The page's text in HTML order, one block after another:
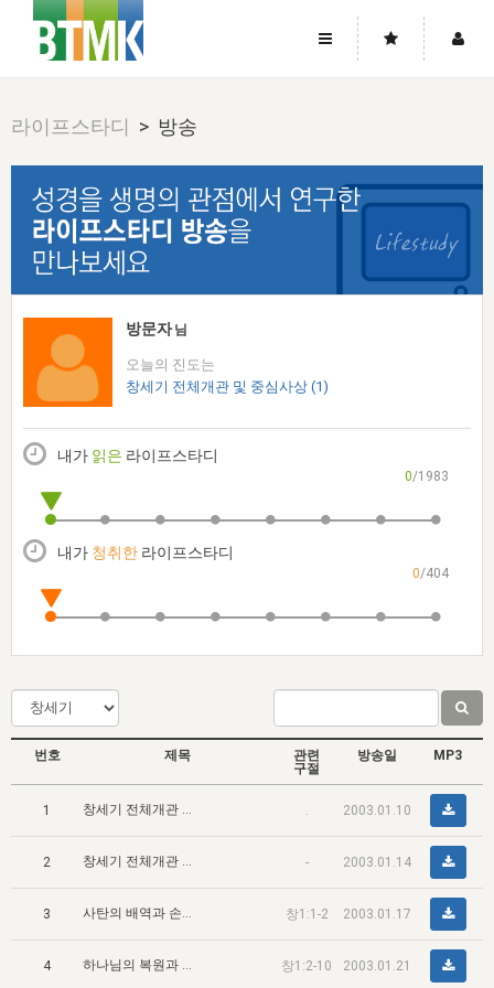
소개 그리스도의 몸
소개
워치만 니와 위트니스 리
한국에서의 주님의 회복의 역사
외부의 평가
성경진리사역원
사역
일
교회
성령의 흐름
한국
북한
아시아
유럽
북미
중남미
아프리카,오세아니아
집회 안내
방송
전국 전성도 온전하게 하는 훈련
2026년 제임스 리 특별교통
전국 특별집회
자매 온전하게 하는 훈련
2024년 전국 봉사자 집회
전국 봉사자 온전하게 하는 훈련
전국 장로 책임형제 훈련
전국 전시간 봉사자 훈련
란 캔거스 형제님 특별영상
라이프스타디
방송
읽기
두란노 학원
성경중점진리
하나님의 경륜
생명공과
향유를 부은 자매들
장로 책임형제 진리 연구
전시간 봉사자 진리 연구
신성한 로맨스
그리스도의 편지
1년 7차 집회 PSRP 자료실
이른 새벽 마리아처럼
2000년 교회사
영적 생활
찬송 소개
다음 세대 연구집
독일 연구, 자료실
찬송과 누림
찬송 앨범
어린이찬송
하나님께서 정하신 길
영상 메시지
활력그룹 실행
갤러리
새길 실행
COPYRIGHT © 2015 BTMK ALL RIGHTS RESERVED
1:1문의
이용약관
사랑나눔
자료실
라이프스타디 > 방송
방문자님
오늘의 진도는
창세기 전체개관 및 중심사상 (1)
내가 읽은 라이프스타디
0/1983
내가 청취한 라이프스타디
0/404
번호 제목
관련
구절
방송일 MP3
1 창세기 전체개관 및 중심사상 (1) . 2003.01.10
2 창세기 전체개관 및 중심사상 (2) - 2003.01.14
3 사탄의 배역과 손상시킴 창1:1-2 2003.01.17
4 하나님의 복원과 전진된 창조 (1) - 과정 창1:2-10 2003.01.21